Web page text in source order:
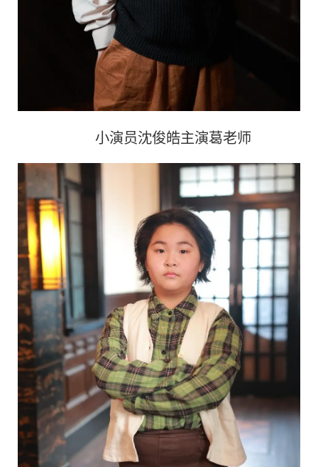
小演员沈俊皓主演葛老师